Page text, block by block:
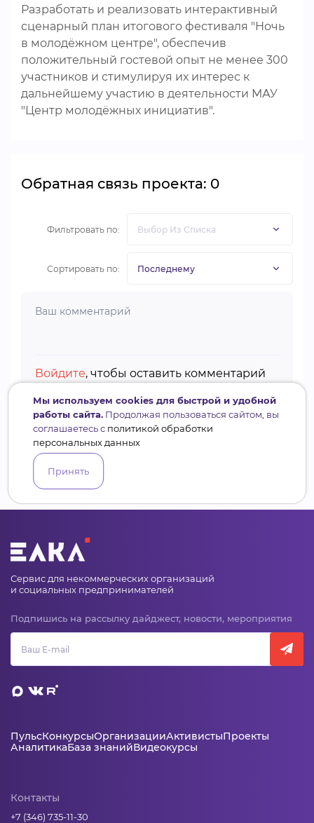
Разработать и реализовать интерактивный
сценарный план итогового фестиваля "Ночь
в молодёжном центре", обеспечив
положительный гостевой опыт не менее 300
участников и стимулируя их интерес к
дальнейшему участию в деятельности МАУ
"Центр молодёжных инициатив".
Обратная связь проекта: 0
Фильтровать по:
Сортировать по:
Войдите, чтобы оставить комментарий
Сервис для некоммерческих организаций
и социальных предпринимателей
Подпишись на рассылку дайджест, новости, мероприятия
ПульсКонкурсыОрганизацииАктивистыПроекты
АналитикаБаза знанийВидеокурсы
Контакты
+7 (346) 735-11-30
Мы используем cookies для быстрой и удобной
работы сайта. Продолжая пользоваться сайтом, вы
соглашаетесь с политикой обработки
персональных данных
Принять